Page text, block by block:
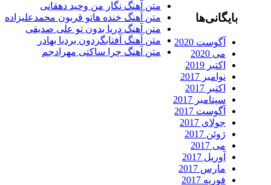
متن آهنگ نگار من وحید دهقانی
متن آهنگ خنده هاتو قربون محمدعلیزاده
متن آهنگ دریا بدون تو علی صدیقی
متن آهنگ آفتابگردون بردیا بهادر
متن آهنگ چرا ساکتی مهرادجم
آگوست 2020
سپتامبر 2017
آگوست 2017
مارس 2017